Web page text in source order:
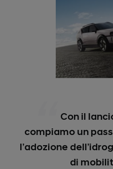
Con il
compiamo un
l’adozione
di